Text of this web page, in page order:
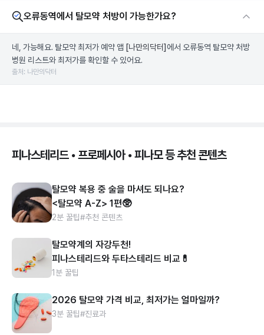
오류동역에서 탈모약 처방이 가능한가요?
네, 가능해요. 탈모약 최저가 예약 앱 [나만의닥터] 에서 오류동역 탈모약 처방
병원 리스트와 최저가를 확인할 수 있어요.
출처: 나만의닥터
피나스테리드 • 프로페시아 • 피나모 등 추천 콘텐츠
탈모약 복용 중 술을 마셔도 되나요?
<탈모약 A-Z> 1편🥸
2분 꿀팁#추천 콘텐츠
탈모약계의 자강두천!
피나스테리드와 두타스테리드 비교💊
1분 꿀팁
2026 탈모약 가격 비교, 최저가는 얼마일까?
3분 꿀팁#진료과